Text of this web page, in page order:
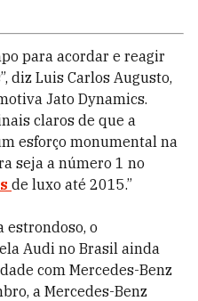
para acordar e reagir
diz Luis Carlos Augusto,
Jato Dynamics.
claros de que a
esforço monumental na
seja a número 1 no
de luxo até 2015.”
estrondoso, o
Audi no Brasil ainda
com Mercedes-Benz
a Mercedes-Benz